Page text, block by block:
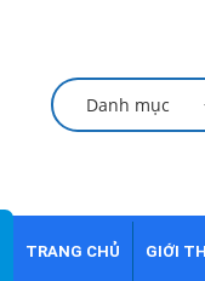
Danh mục
TRANG CHỦ GIỚI